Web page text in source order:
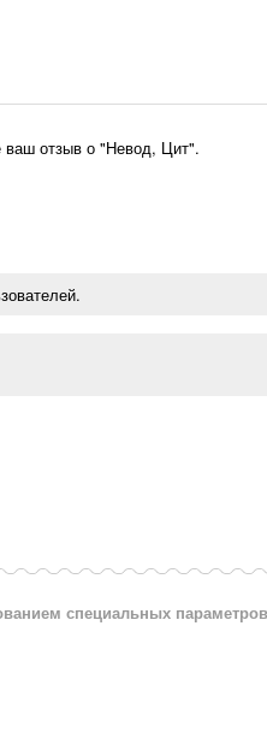
ваш отзыв о "Невод, Цит".
специальных